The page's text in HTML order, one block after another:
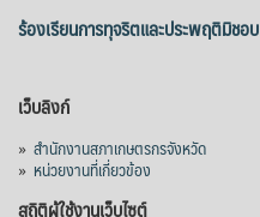
ร้องเรียนการทุจริตและประพฤติมิชอบ
เว็บลิงก์
» สำนักงานสภาเกษตรกรจังหวัด
» หน่วยงานที่เกี่ยวข้อง
สถิติผู้ใช้งานเว็บไซต์